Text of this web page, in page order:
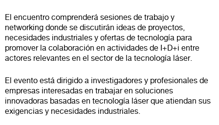
El encuentro comprenderá sesiones de trabajo y
networking donde se discutirán ideas de proyectos,
necesidades industriales y ofertas de tecnología para
promover la colaboración en actividades de I+D+i entre
actores relevantes en el sector de la tecnología láser.
El evento está dirigido a investigadores y profesionales de
empresas interesadas en trabajar en soluciones
innovadoras basadas en tecnología láser que atiendan sus
exigencias y necesidades industriales.